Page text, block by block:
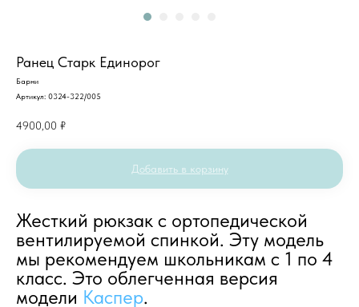
Ранец Старк Единорог
Барни
Артикул: 0324-322/005
4900,00 ₽
Добавить в корзину
Жесткий рюкзак с ортопедической
вентилируемой спинкой. Эту модель
мы рекомендуем школьникам с 1 по 4
класс. Это облегченная версия
модели Каспер.